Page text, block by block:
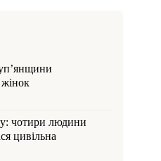
чотири людини
цивільна